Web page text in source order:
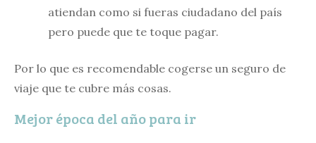
atiendan como si fueras ciudadano del país
pero puede que te toque pagar.
Por lo que es recomendable cogerse un seguro de
viaje que te cubre más cosas.
Mejor época del año para ir